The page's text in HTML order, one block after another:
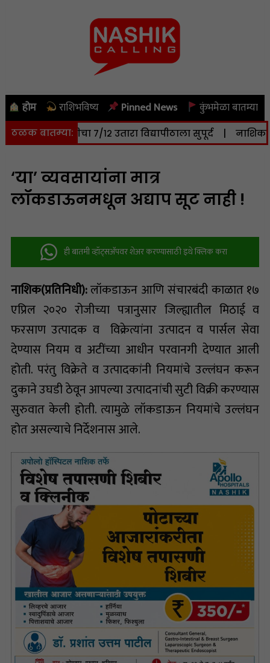
होम राशिभविष्य Pinned News कुंभमेळा बातम्या
ठळक बातम्या:
जमिनीचा ७/१२ उतारा विद्यापीठाला सुपूर्द | नाशिक:
‘या’ व्यवसायांना मात्र
लॉकडाऊनमधून अद्याप सूट नाही !
ही बातमी व्हॉट्सअ‍ॅपवर शेअर करण्यासाठी इथे क्लिक करा
नाशिक(प्रतिनिधी):लॉकडाऊन आणि संचारबंदी काळात १७
एप्रिल २०२० रोजीच्या पत्रानुसार जिल्ह्यातील मिठाई व
फरसाण उत्पादक व विक्रेत्यांना उत्पादन व पार्सल सेवा
देण्यास नियम व अटींच्या आधीन परवानगी देण्यात आली
होती. परंतु विक्रेते व उत्पादकांनी नियमांचे उल्लंघन करून
दुकाने उघडी ठेवून आपल्या उत्पादनांची सुटी विक्री करण्यास
सुरुवात केली होती. त्यामुळे लॉकडाऊन नियमांचे उल्लंघन
होत असल्याचे निर्देशनास आले.